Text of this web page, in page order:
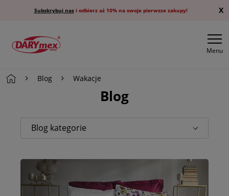
Subskrybuj nasi odbierz aż 10% na swoje pierwsze zakupy! X
Menu
Blog Wakacje
Blog
Blog kategorie